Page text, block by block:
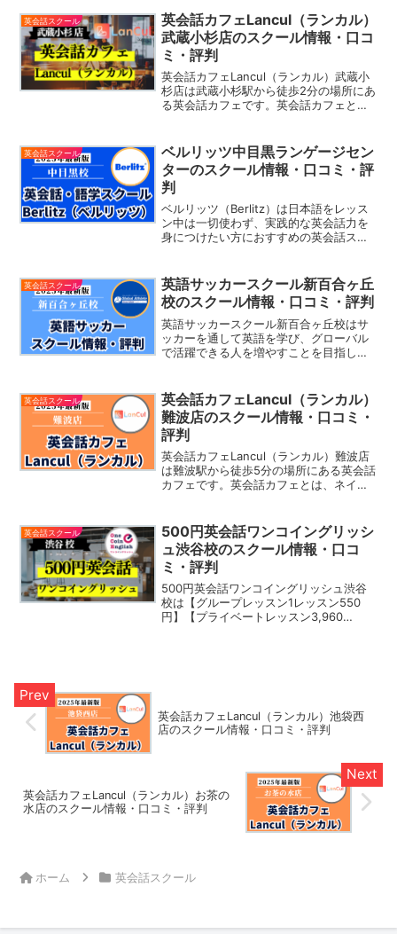
スケジュールを作成。一人一人に専任の
コンサルタントが...
英会話スクール
英会話カフェLancul（ランカル）
武蔵小杉店のスクール情報・口コ
ミ・評判
英会話カフェLancul（ランカル）武蔵小
杉店は武蔵小杉駅から徒歩2分の場所にあ
る英会話カフェです。英会話カフェと
語の会話が楽しめる場所です。Lanculが
運営しているYouTubeチャンネルやSNS
からも雰囲気がつかめるので、無料体験
を予約する際の参考にしてみてくださ
い。
英会話スクール
ベルリッツ中目黒ランゲージセン
ターのスクール情報・口コミ・評
判
ベルリッツ（Berlitz）は日本語をレッス
ン中は一切使わず、実践的な英会話力を
身につけたい方におすすめの英会話スク
にカスタマイズし、実際の生活の中で使
える英語のスピー...
英会話スクール
英語サッカースクール新百合ヶ丘
校のスクール情報・口コミ・評判
英語サッカースクール新百合ヶ丘校はサ
ッカーを通して英語を学び、グローバル
で活躍できる人を増やすことを目指した
を身につけることができ、楽しみながら
語学とスポーツの両面を...
英会話スクール
英会話カフェLancul（ランカル）
難波店のスクール情報・口コミ・
評判
英会話カフェLancul（ランカル）難波店
は難波駅から徒歩5分の場所にある英会話
カフェです。英会話カフェとは、ネイテ
楽しめる場所です。「定額で全店舗通い
放題」「おしゃれなカフェで会話・交流
が楽しい！」「現在キャンペーン中！月
額¥2,980で通い放題！」Lanculには魅力
的な特徴が多くあります。
英会話スクール
500円英会話ワンコイングリッシ
ュ渋谷校のスクール情報・口コ
ミ・評判
500円英会話ワンコイングリッシュ渋谷
校は【グループレッスン1レッスン550
円】【プライベートレッスン3,960
学習が特徴で、初心者から上級者まで受
講可能です。リーズナブルな料金で継続
英会話カフェLancul（ランカル）池袋西
店のスクール情報・口コミ・評判
英会話カフェLancul（ランカル）お茶の
水店のスクール情報・口コミ・評判
ホーム 英会話スクール